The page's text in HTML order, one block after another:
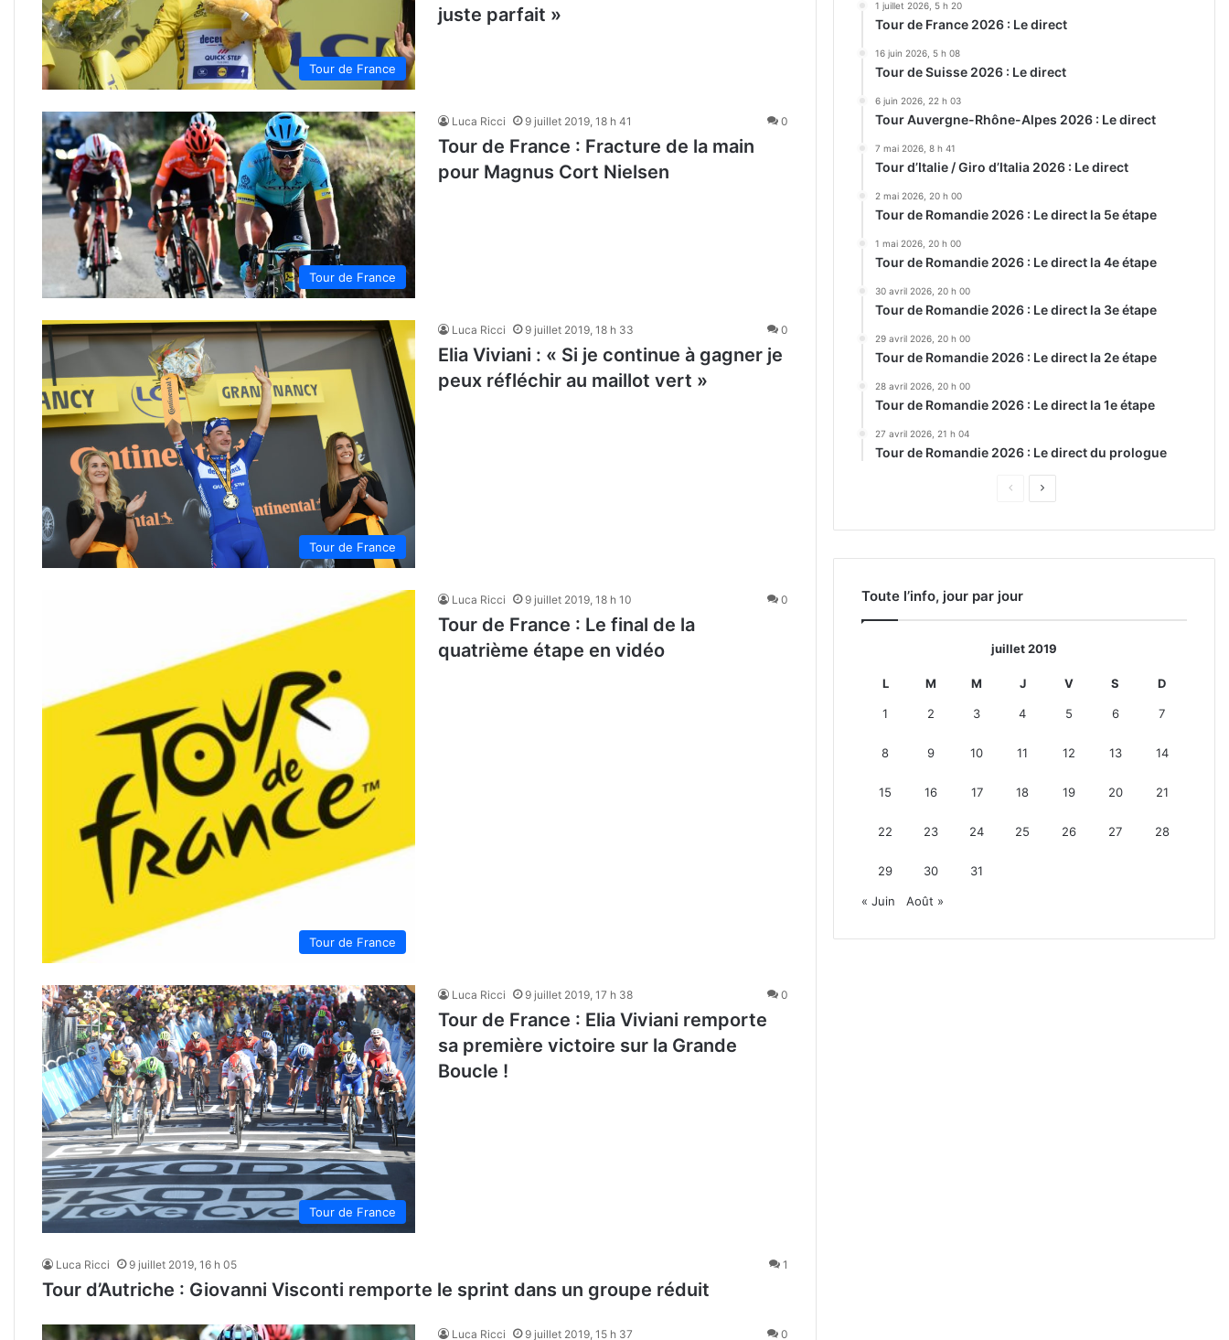
Tour de France
juste parfait »
Tour de France
Luca Ricci 9 juillet 2019, 18 h 41 0
Tour de France : Fracture de la main
pour Magnus Cort Nielsen
Tour de France
Luca Ricci 9 juillet 2019, 18 h 33 0
Elia Viviani : « Si je continue à gagner je
peux réfléchir au maillot vert »
Tour de France
Luca Ricci 9 juillet 2019, 18 h 10 0
Tour de France : Le final de la
quatrième étape en vidéo
Tour de France
Luca Ricci 9 juillet 2019, 17 h 38 0
Tour de France : Elia Viviani remporte
sa première victoire sur la Grande
Boucle !
Luca Ricci 9 juillet 2019, 16 h 05 1
Tour d’Autriche : Giovanni Visconti remporte le sprint dans un groupe réduit
Luca Ricci 9 juillet 2019, 15 h 37 0
1 juillet 2026, 5 h 20
Tour de France 2026 : Le direct
16 juin 2026, 5 h 08
Tour de Suisse 2026 : Le direct
6 juin 2026, 22 h 03
Tour Auvergne-Rhône-Alpes 2026 : Le direct
7 mai 2026, 8 h 41
Tour d’Italie / Giro d’Italia 2026 : Le direct
2 mai 2026, 20 h 00
Tour de Romandie 2026 : Le direct la 5e étape
1 mai 2026, 20 h 00
Tour de Romandie 2026 : Le direct la 4e étape
30 avril 2026, 20 h 00
Tour de Romandie 2026 : Le direct la 3e étape
29 avril 2026, 20 h 00
Tour de Romandie 2026 : Le direct la 2e étape
28 avril 2026, 20 h 00
Tour de Romandie 2026 : Le direct la 1e étape
27 avril 2026, 21 h 04
Tour de Romandie 2026 : Le direct du prologue
Page
Page
Toute l’info, jour par jour
juillet 2019
L M M J V S D
1 2 3 4 5 6 7
8 9 10 11 12 13 14
15 16 17 18 19 20 21
22 23 24 25 26 27 28
29 30 31
« Juin Août »